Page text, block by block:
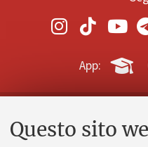
Questo sito
App: